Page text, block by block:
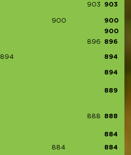
903 903
900
900
900
896 896
894 894
894
889
888 888
884
884 884